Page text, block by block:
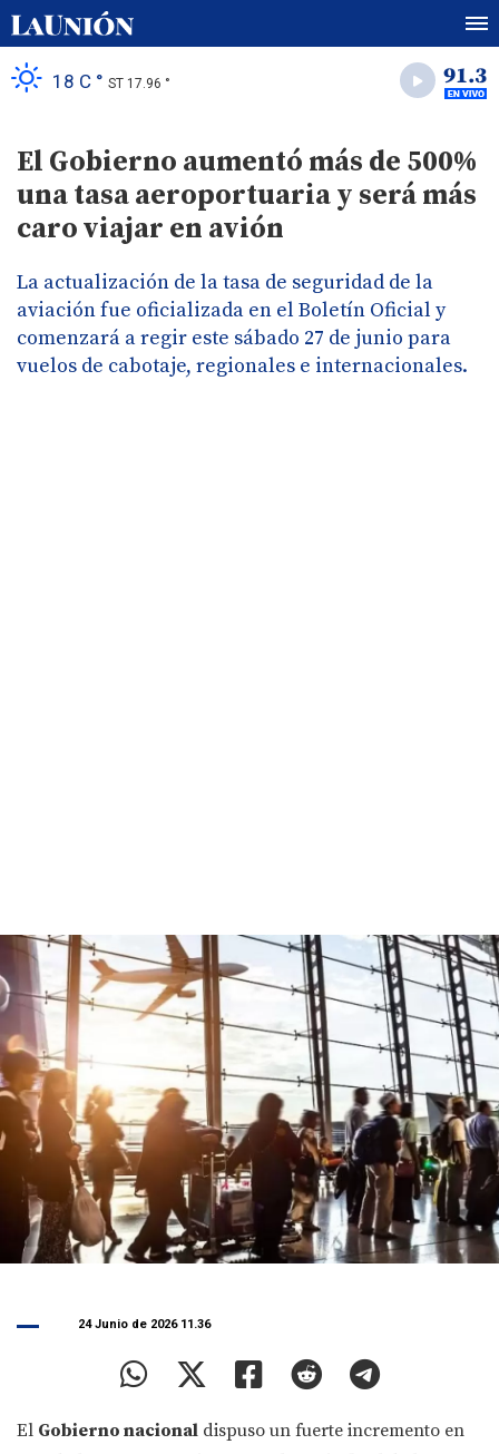
18 C ° ST 17.96 °
El Gobierno aumentó más de 500%
una tasa aeroportuaria y será más
caro viajar en avión
La actualización de la tasa de seguridad de la
aviación fue oficializada en el Boletín Oficial y
comenzará a regir este sábado 27 de junio para
vuelos de cabotaje, regionales e internacionales.
24 Junio de 2026 11.36
El Gobierno nacional dispuso un fuerte incremento en